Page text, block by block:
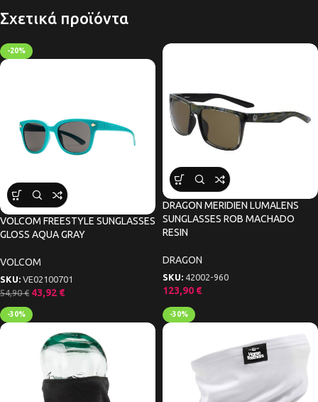
Σχετικά προϊόντα
-20%
VOLCOM FREESTYLE SUNGLASSES
GLOSS AQUA GRAY
VOLCOM
SKU: VE02100701
54,90€ 43,92 €
DRAGON MERIDIEN LUMALENS
SUNGLASSES ROB MACHADO
RESIN
DRAGON
SKU: 42002-960
123,90 €
-30% -30%